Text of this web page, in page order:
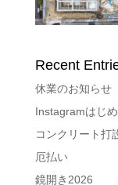
Recent
休業のお知らせ
Instagramはじ
コンクリート打
厄払い
鏡開き2026